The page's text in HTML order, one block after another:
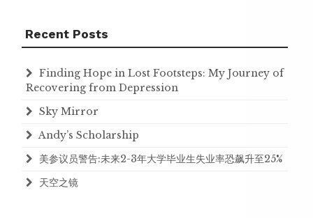
Recent Posts
Finding Hope in Lost Footsteps: My Journey of
Recovering from Depression
Sky Mirror
Andy’s Scholarship
美参议员警告:未来2-3年大学毕业生失业率恐飙升至25%
天空之镜